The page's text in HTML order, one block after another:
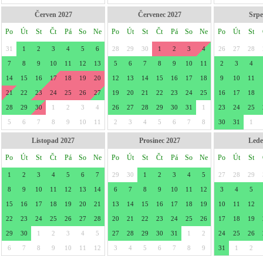
Červen 2027
Po Út St Čt Pá So Ne
31 1 2 3 4 5 6
7 8 9 10 11 12 13
14 15 16 17 18 19 20
21 22 23 24 25 26 27
28 29 30 1 2 3 4
5 6 7 8 9 10 11
Červenec 2027
Po Út St Čt Pá So Ne
28 29 30 1 2 3 4
5 6 7 8 9 10 11
12 13 14 15 16 17 18
19 20 21 22 23 24 25
26 27 28 29 30 31 1
2 3 4 5 6 7 8
Po Út St
26 27 28
2 3 4
9 10 11
16 17 18
23 24 25
30 31 1
Listopad 2027
Po Út St Čt Pá So Ne
1 2 3 4 5 6 7
8 9 10 11 12 13 14
15 16 17 18 19 20 21
22 23 24 25 26 27 28
29 30 1 2 3 4 5
6 7 8 9 10 11 12
Prosinec 2027
Po Út St Čt Pá So Ne
29 30 1 2 3 4 5
6 7 8 9 10 11 12
13 14 15 16 17 18 19
20 21 22 23 24 25 26
27 28 29 30 31 1 2
3 4 5 6 7 8 9
Po Út St
27 28 29
3 4 5
10 11 12
17 18 19
24 25 26
31 1 2